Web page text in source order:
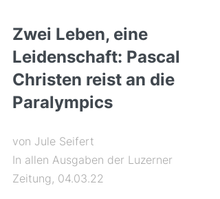
Zwei Leben, eine
Leidenschaft: Pascal
Christen reist an die
Paralympics
von Jule Seifert
In allen Ausgaben der Luzerner
Zeitung, 04.03.22